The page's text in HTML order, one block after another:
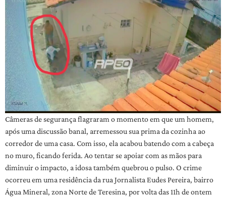
Câmeras de segurança flagraram o momento em que um homem,
após uma discussão banal, arremessou sua prima da cozinha ao
corredor de uma casa. Com isso, ela acabou batendo com a cabeça
no muro, ficando ferida. Ao tentar se apoiar com as mãos para
diminuir o impacto, a idosa também quebrou o pulso. O crime
ocorreu em uma residência da rua Jornalista Eudes Pereira, bairro
Água Mineral, zona Norte de Teresina, por volta das 11h de ontem